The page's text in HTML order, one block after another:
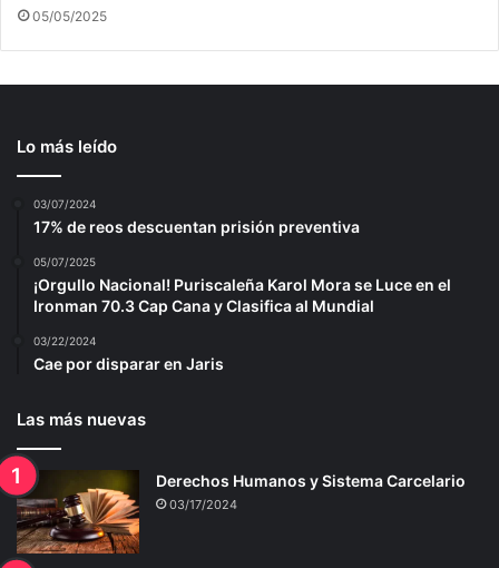
05/05/2025
Lo más leído
03/07/2024
17% de reos descuentan prisión preventiva
05/07/2025
¡Orgullo Nacional! Puriscaleña Karol Mora se Luce en el
Ironman 70.3 Cap Cana y Clasifica al Mundial
03/22/2024
Cae por disparar en Jaris
Las más nuevas
Derechos Humanos y Sistema Carcelario
03/17/2024